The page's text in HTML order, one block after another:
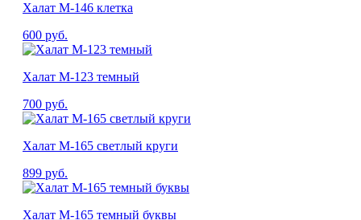
Халат М-146 клетка
600 руб.
Халат М-123 темный
700 руб.
Халат М-165 светлый круги
899 руб.
Халат М-165 темный буквы